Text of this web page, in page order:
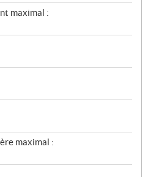
maximal :
maximal :